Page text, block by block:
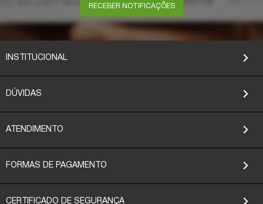
RECEBER NOTIFICAÇÕES
INSTITUCIONAL
DÚVIDAS
ATENDIMENTO
FORMAS DE PAGAMENTO
CERTIFICADO DE SEGURANÇA